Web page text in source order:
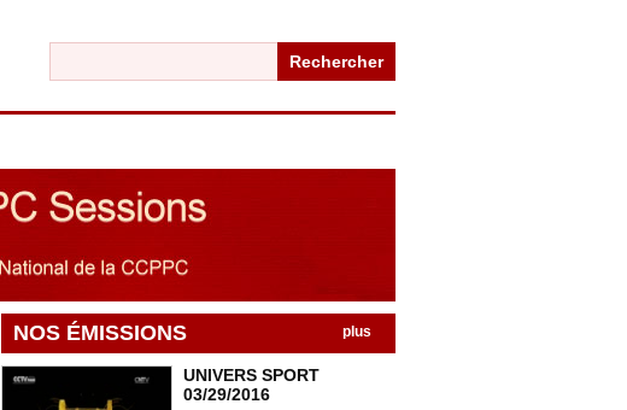
Rechercher
NOS ÉMISSIONS plus
UNIVERS SPORT
03/29/2016